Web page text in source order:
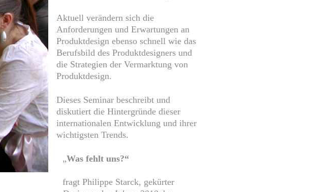
Aktuell verändern sich die
Anforderungen und Erwartungen an
Produktdesign ebenso schnell wie das
Berufsbild des Produktdesigners und
die Strategien der Vermarktung von
Produktdesign.
Dieses Seminar beschreibt und
diskutiert die Hintergründe dieser
internationalen Entwicklung und ihrer
wichtigsten Trends.
„Was fehlt uns?“
fragt Philippe Starck, gekürter